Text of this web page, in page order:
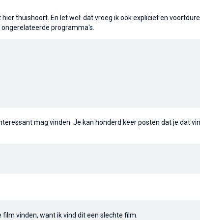
thuishoort. En let wel: dat vroeg ik ook expliciet en
programma's.
mag vinden. Je kan honderd keer posten dat je dat
vinden, want ik vind dit een slechte film.